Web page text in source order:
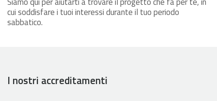
cui soddisfare i tuoi interessi durante il tuo periodo
sabbatico.
I nostri accreditamenti